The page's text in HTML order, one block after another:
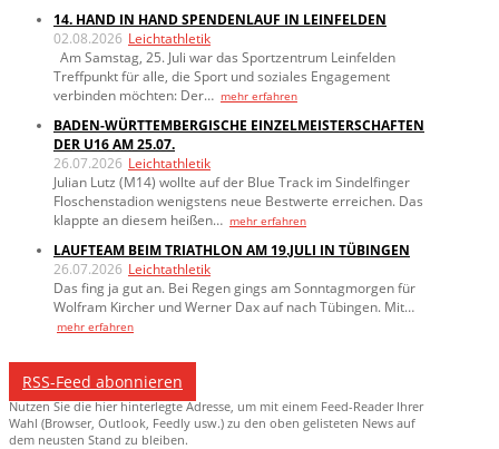
14. HAND IN HAND SPENDENLAUF IN LEINFELDEN
02.08.2026 Leichtathletik
Am Samstag, 25. Juli war das Sportzentrum Leinfelden
Treffpunkt für alle, die Sport und soziales Engagement
verbinden möchten: Der… mehr erfahren
BADEN-WÜRTTEMBERGISCHE EINZELMEISTERSCHAFTEN
DER U16 AM 25.07.
26.07.2026 Leichtathletik
Julian Lutz (M14) wollte auf der Blue Track im Sindelfinger
Floschenstadion wenigstens neue Bestwerte erreichen. Das
klappte an diesem heißen… mehr erfahren
LAUFTEAM BEIM TRIATHLON AM 19.JULI IN TÜBINGEN
26.07.2026 Leichtathletik
Das fing ja gut an. Bei Regen gings am Sonntagmorgen für
Wolfram Kircher und Werner Dax auf nach Tübingen. Mit…
mehr erfahren
RSS-Feed abonnieren
Nutzen Sie die hier hinterlegte Adresse, um mit einem Feed-Reader Ihrer
Wahl (Browser, Outlook, Feedly usw.) zu den oben gelisteten News auf
dem neusten Stand zu bleiben.